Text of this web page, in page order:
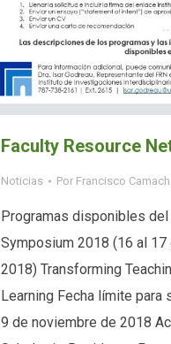
Faculty Resource
Noticias Por Francisco
Programas disponibles del
Symposium 2018 (16 al
2018) Transforming
Learning Fecha límite
9 de noviembre de 2018